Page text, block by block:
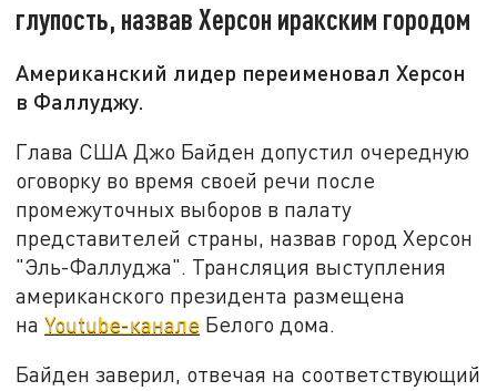
глупость, назвав Херсон иракским городом
Американский лидер переименовал Херсон
в Фаллуджу.
Глава США Джо Байден допустил очередную
оговорку во время своей речи после
промежуточных выборов в палату
представителей страны, назвав город Херсон
"Эль-Фаллуджа". Трансляция выступления
американского президента размещена
наYoutube-канале Белого дома.
Байден заверил, отвечая на соответствующий